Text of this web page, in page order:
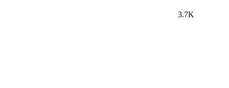
3.7K